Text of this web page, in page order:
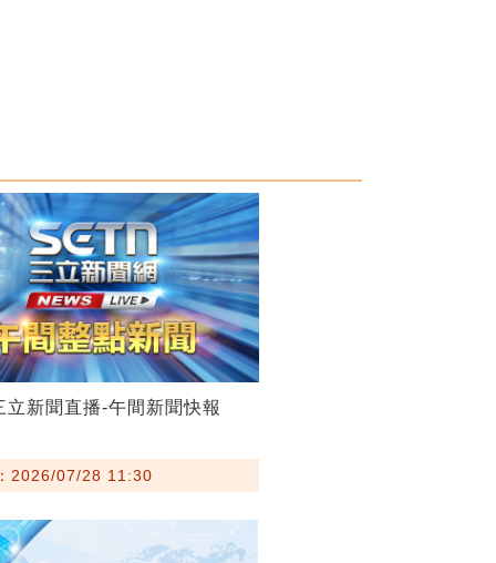
立新聞直播-午間新聞快報
2026/07/28 11:30